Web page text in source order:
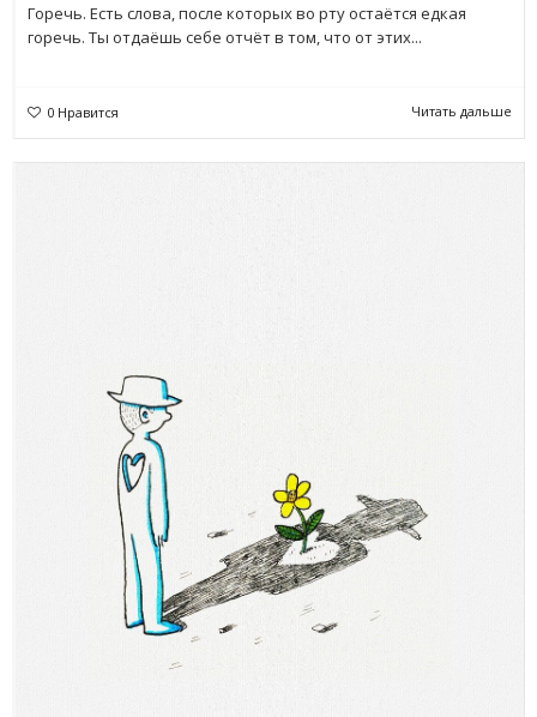
Горечь. Есть слова, после которых во рту остаётся едкая
горечь. Ты отдаёшь себе отчёт в том, что от этих...
0 Нравится Читать дальше